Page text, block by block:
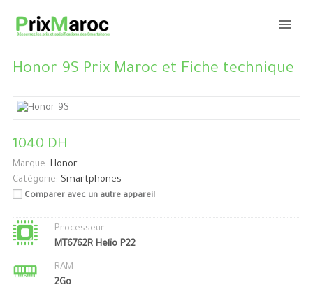
Honor 9S Prix Maroc et Fiche technique
1040 DH
Marque: Honor
Catégorie: Smartphones
Comparer avec un autre appareil
Processeur
MT6762R Helio P22
RAM
2Go